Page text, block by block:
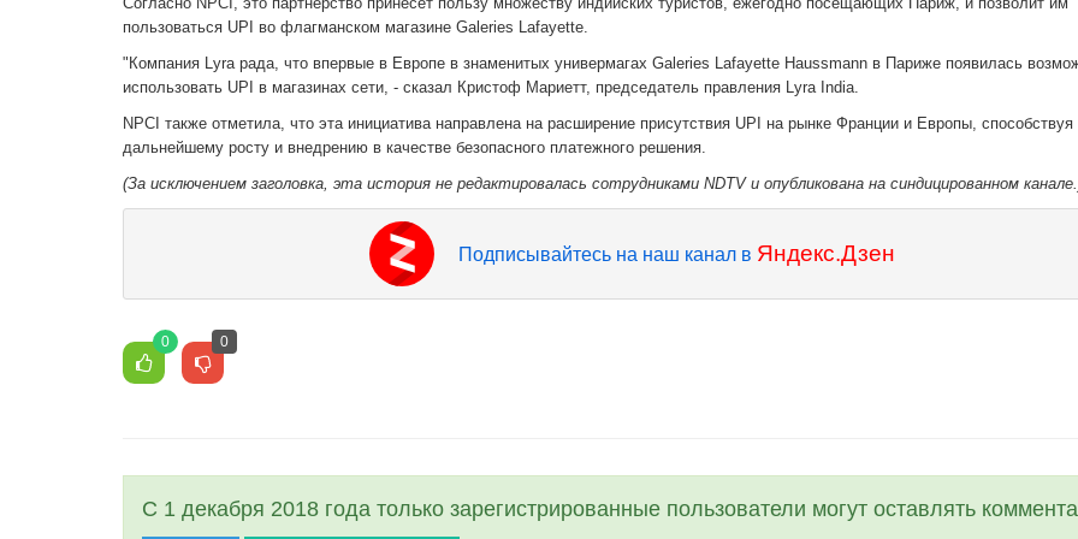
пользоваться UPI во флагманском магазине Galeries Lafayette.
"Компания Lyra рада, что впервые в Европе в знаменитых универмагах Galeries Lafayette Haussmann в Париже появилась
использовать UPI в магазинах сети, - сказал Кристоф Мариетт, председатель правления Lyra India.
NPCI также отметила, что эта инициатива направлена на расширение присутствия UPI на рынке Франции и Европы, способствуя
дальнейшему росту и внедрению в качестве безопасного платежного решения.
(За исключением заголовка, эта история не редактировалась сотрудниками NDTV и опубликована на синдицированном
Подписывайтесь на наш канал в Яндекс.Дзен
0 0
С 1 декабря 2018 года только зарегистрированные пользователи могут оставлять